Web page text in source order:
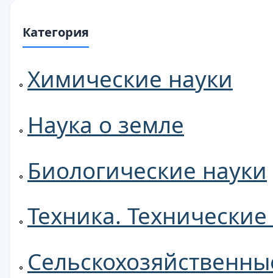
Категория
Химические науки
Наука о земле
Биологические науки
Техника.